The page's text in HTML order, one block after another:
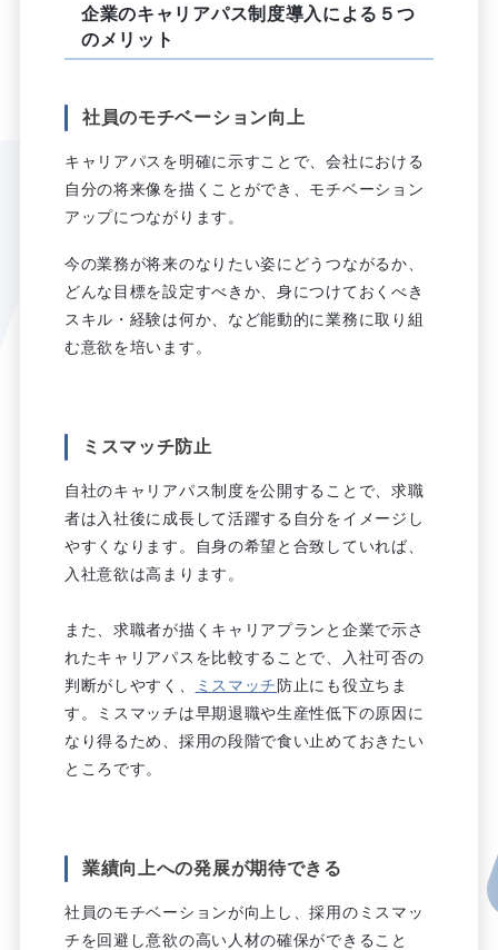
企業のキャリアパス制度導入による５つ
のメリット
社員のモチベーション向上
キャリアパスを明確に示すことで、会社における
自分の将来像を描くことができ、モチベーション
アップにつながります。
今の業務が将来のなりたい姿にどうつながるか、
どんな目標を設定すべきか、身につけておくべき
スキル・経験は何か、など能動的に業務に取り組
む意欲を培います。
ミスマッチ防止
自社のキャリアパス制度を公開することで、求職
者は入社後に成長して活躍する自分をイメージし
やすくなります。自身の希望と合致していれば、
入社意欲は高まります。
また、求職者が描くキャリアプランと企業で示さ
れたキャリアパスを比較することで、入社可否の
判断がしやすく、
ミスマッチ防止にも役立ちま
す。ミスマッチは早期退職や生産性低下の原因に
なり得るため、採用の段階で食い止めておきたい
ところです。
業績向上への発展が期待できる
社員のモチベーションが向上し、採用のミスマッ
チを回避し意欲の高い人材の確保ができること